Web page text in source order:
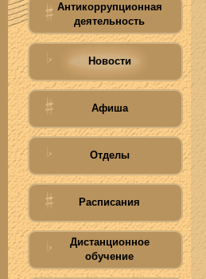
Антикоррупционная
деятельность
Новости
Афиша
Отделы
Расписания
Дистанционное
обучение